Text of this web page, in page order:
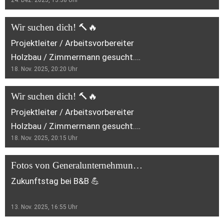
nach eurer Lehre Teil unseres
Teams bleibt. Wir wünschen euch
weiterhin viel Freude, Erfolg und
einen guten Start als Berufsleute!
Herzliche Gratulation! 🎉
erfolgreichen Start ins neue Jahr 🎄
✨ Danke für das Vertrauen im
vergangenen Jahr. Euer B&B Team
Wir suchen dich! 🔨🔥
Projektleiter / Arbeitsvorbereiter
Holzbau / Zimmermann gesucht.
Bock auf spannende Projekte und
ein starkes Team? Meld dich
einfach! 💪
18. Nov. 2025, 20:20 Uhr
Wir suchen dich! 🔨🔥
Projektleiter / Arbeitsvorbereiter
Holzbau / Zimmermann gesucht.
Bock auf spannende Projekte und
ein starkes Team? Meld dich
einfach! 💪
18. Nov. 2025, 20:15 Uhr
Fotos von Generalunternehmung Bäbler & Blumer GmbHs Beitrag
Zukunftstag bei B&B 💪
13. Nov. 2025, 16:55 Uhr